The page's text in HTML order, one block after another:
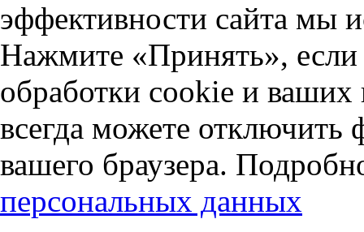
эффективности сайта мы
Нажмите «Принять», если
обработки cookie и
всегда можете отключить
вашего браузера.
персональных данных